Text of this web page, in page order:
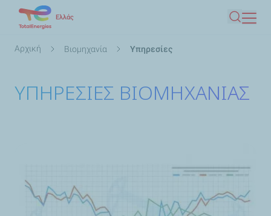
το
Ελλάς
Breadcrumb
Αρχική Βιομηχανία Υπηρεσίες
ΥΠΗΡΕΣΙΕΣ ΒΙΟΜΗΧΑΝΙΑΣ